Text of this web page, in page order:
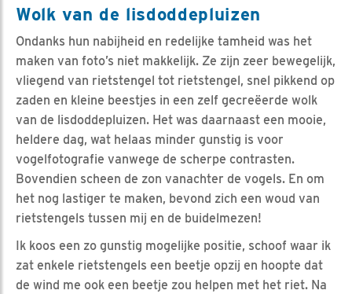
Wolk van de lisdoddepluizen
Ondanks hun nabijheid en redelijke tamheid was het
maken van foto’s niet makkelijk. Ze zijn zeer bewegelijk,
vliegend van rietstengel tot rietstengel, snel pikkend op
zaden en kleine beestjes in een zelf gecreëerde wolk
van de lisdoddepluizen. Het was daarnaast een mooie,
heldere dag, wat helaas minder gunstig is voor
vogelfotografie vanwege de scherpe contrasten.
Bovendien scheen de zon vanachter de vogels. En om
het nog lastiger te maken, bevond zich een woud van
rietstengels tussen mij en de buidelmezen!
Ik koos een zo gunstig mogelijke positie, schoof waar ik
zat enkele rietstengels een beetje opzij en hoopte dat
de wind me ook een beetje zou helpen met het riet. Na